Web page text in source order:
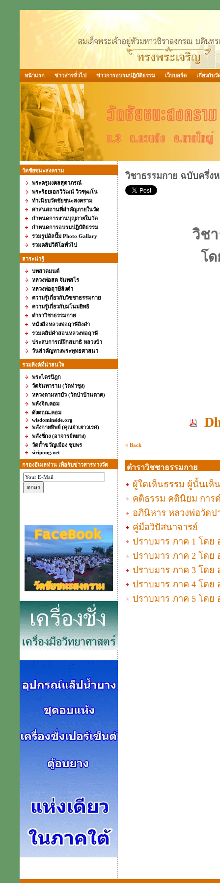
หน้าแรก ข่าวสารทั่วไป ข่าวการอบรมปฎิบัติธรรม เว็บบอร์ด เกี่ยวกับวั
วัดชัยชนะสงคราม
พระครูมงคลสุตาภรณ์
พระร้อยเอกวิวัฒน์ วิวฑฺฒโน
ทำเนียบวัดชัยชนะสงคราม
ศาสนสถานที่สำคัญภายในวัด
กำหนดการงานบุญภายในวัด
กำหนดการอบรมปฎิบัติธรรม
รวมรูปอัลปั๊ม Photo Gallary
รวมคลิปวีดีโอทั่วไป
สาระน่ารู้
บทสวดมนต์
หลวงพ่อสด จันทสโร
หลวงพ่อฤาษีลิงดำ
ความรู้เกี่ยวกับวิชชาธรรมกาย
ความรู้เกี่ยวกับมโนมยิทธิ
ตำราวิชาธรรมกาย
หนังสือหลวงพ่อฤาษีลิงดำ
รวมคลิปคำสอนหลวงพ่อฤาษี
ประสบการณ์ฝึกสมาธิ หลวงป๋า
วันสำคัญทางพระพุทธศาสนา
รวมลิงค์ที่น่าสนใจ
พระไตรปิฎก
วัดจันทาราม (วัดท่าซุง)
หลวงตามหาบัว (วัดป่าบ้านตาด)
พลังจิต.คอม
ดังตฤณ.คอม
wisdominside.org
พลังกายทิพย์ (คุณย่าเยาวเรศ)
พลังชี่กง (อาจารย์หยาง)
วัดถ้ำขวัญเมือง ชุมพร
siripong.net
กรองอีเมลท่าน เพื่อรับข่าวสารทางวัด
วิชาธรรมกาย ฉบับครึ่ง
วิช
โ
« Back
ตำราวิชชาธรรมกาย
ผู้ใดเห็นธรรม ผู้นั้นเ
คติธรรม คตินิยม การ
อภินิหาร หลวงพ่อวัดป
คู่มือวิปัสนาจารย์
ปราบมาร ภาค 1 โด
ปราบมาร ภาค 2 โด
ปราบมาร ภาค 3 โด
ปราบมาร ภาค 4 โด
ปราบมาร ภาค 5 โด